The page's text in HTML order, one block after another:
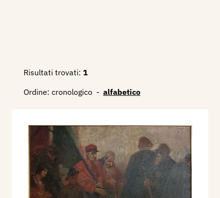
Risultati trovati: 1
Ordine: cronologico - alfabetico